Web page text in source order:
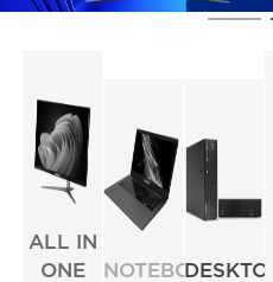
ALL IN
ONE
NOTEBOOKDESKTOP